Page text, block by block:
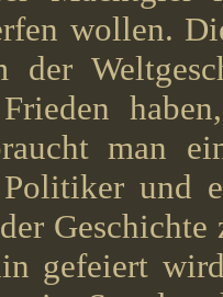
wollen.
der
man
und
gefeiert